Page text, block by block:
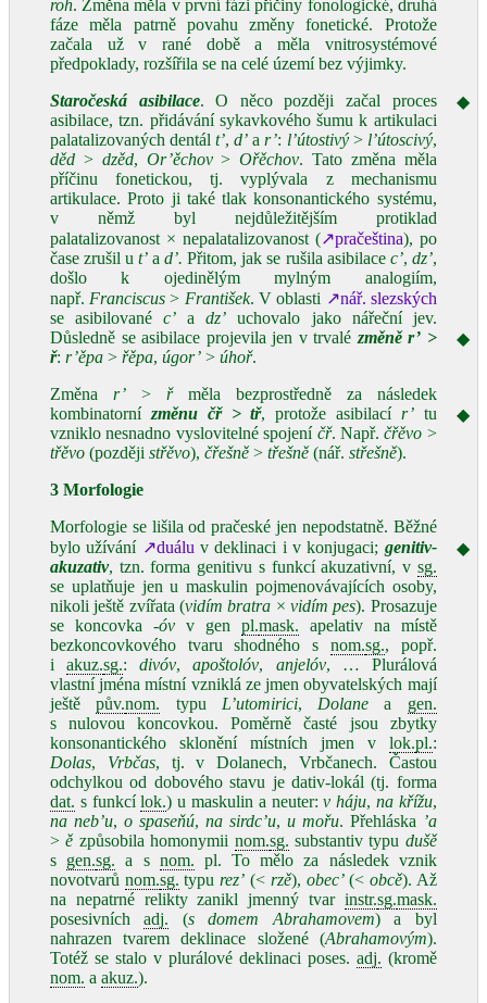
roh. Změna měla v první fázi příčiny fonologické, druhá
fáze měla patrně povahu změny fonetické. Protože
začala už v rané době a měla vnitrosystémové
předpoklady, rozšířila se na celé území bez výjimky.
Staročeská asibilace. O něco později začal proces
asibilace, tzn. přidávání sykavkového šumu k artikulaci
palatalizovaných dentált’,d’ ar’: l’útostivý> l’útoscivý,
děd > dzěd, Or’ěchov>Ořěchov. Tato změna měla
příčinu fonetickou, tj. vyplývala z mechanismu
artikulace. Proto ji také tlak konsonantického systému,
v němž byl nejdůležitějším protiklad
palatalizovanost × nepalatalizovanost (↗pračeština), po
čase zrušil ut’ ad’. Přitom, jak se rušila asibilace c’, dz’,
došlo k ojedinělým mylným analogiím,
např. Franciscus > František. V oblasti ↗nář. slezských
se asibilovanéc’ adz’ uchovalo jako nářeční jev.
Důsledně se asibilace projevila jen v trvalé změně r’ >
ř: r’ěpa > řěpa, úgor’ > úhoř.
Změna r’> řměla bezprostředně za následek
kombinatorní změnu čř > tř, protože asibilací r’tu
vzniklo nesnadno vyslovitelné spojení čř. Např.čřěvo >
třěvo (později střěvo), čřešně > třešně (nář. střešně).
3 Morfologie
Morfologie se lišila od pračeské jen nepodstatně. Běžné
bylo užívání ↗duálu v deklinaci i v konjugaci; genitiv-
akuzativ, tzn. forma genitivu s funkcí akuzativní, v sg.
se uplatňuje jen u maskulin pojmenovávajících osoby,
nikoli ještě zvířata (vidím bratra ×vidím pes). Prosazuje
se koncovka ‑óvv gen pl.mask. apelativ na místě
bezkoncovkového tvaru shodného s nom.sg., popř.
iakuz.sg.:divóv,apoštolóv, anjelóv, … Plurálová
vlastní jména místní vzniklá ze jmen obyvatelských mají
ještěpův.nom. typu L’utomirici, Dolane a gen.
s nulovou koncovkou. Poměrně časté jsou zbytky
konsonantického sklonění místních jmen v lok.pl.:
Dolas, Vrbčas, tj. v Dolanech, Vrbčanech. Častou
odchylkou od dobového stavu je dativ‑lokál (tj. forma
dat. s funkcílok.) u maskulin a neuter:v háju, na křížu,
na neb’u, o spaseňú, na sirdc’u, u mořu. Přehláska ’a
>ě způsobila homonymii nom.sg. substantiv typu dušě
s gen.sg. a s nom. pl. To mělo za následek vznik
novotvarů nom.sg. typurez’ (< rzě), obec’(< obcě). Až
na nepatrné relikty zanikl jmenný tvar instr.sg.mask.
posesivníchadj. (s domem Abrahamovem) a byl
nahrazen tvarem deklinace složené (Abrahamovým).
Totéž se stalo v plurálové deklinaci poses. adj. (kromě
nom. a akuz.).
◆
◆
◆
◆